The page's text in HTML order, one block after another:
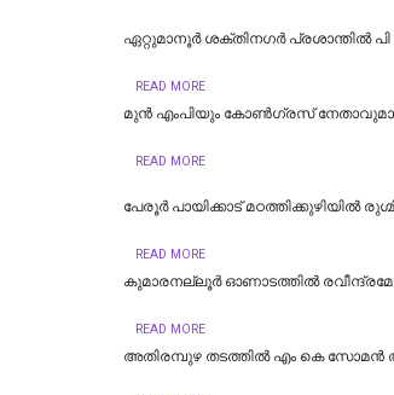
ഏറ്റുമാനൂർ ശക്തിനഗർ പ്രശാന്തിൽ പി
READ MORE
മുന്‍ എംപിയും കോണ്‍ഗ്രസ്
READ MORE
പേരൂർ പായിക്കാട് മഠത്തിക്കുഴിയിൽ
READ MORE
കുമാരനല്ലൂർ ഓണാടത്തിൽ
READ MORE
അതിരമ്പുഴ തടത്തിൽ എം കെ സോമൻ